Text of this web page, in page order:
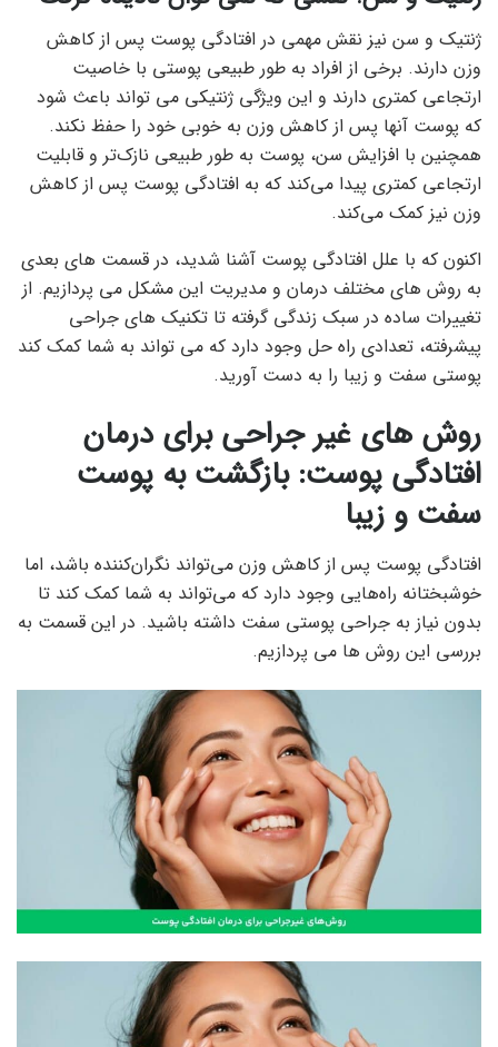
ژنتیک و سن نیز نقش مهمی در افتادگی پوست پس از کاهش
وزن دارند. برخی از افراد به طور طبیعی پوستی با خاصیت
ارتجاعی کمتری دارند و این ویژگی ژنتیکی می تواند باعث شود
که پوست آنها پس از کاهش وزن به خوبی خود را حفظ نکند.
همچنین با افزایش سن، پوست به طور طبیعی نازک‌تر و قابلیت
ارتجاعی کمتری پیدا می‌کند که به افتادگی پوست پس از کاهش
وزن نیز کمک می‌کند.
اکنون که با علل افتادگی پوست آشنا شدید، در قسمت های بعدی
به روش های مختلف درمان و مدیریت این مشکل می پردازیم. از
تغییرات ساده در سبک زندگی گرفته تا تکنیک های جراحی
پیشرفته، تعدادی راه حل وجود دارد که می تواند به شما کمک کند
پوستی سفت و زیبا را به دست آورید.
روش های غیر جراحی برای درمان
افتادگی پوست: بازگشت به پوست
سفت و زیبا
افتادگی پوست پس از کاهش وزن می‌تواند نگران‌کننده باشد، اما
خوشبختانه راه‌هایی وجود دارد که می‌تواند به شما کمک کند تا
بدون نیاز به جراحی پوستی سفت داشته باشید. در این قسمت به
بررسی این روش ها می پردازیم.